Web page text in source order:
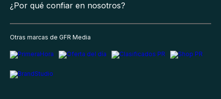
¿Por qué confiar en nosotros?
Otras marcas de GFR Media